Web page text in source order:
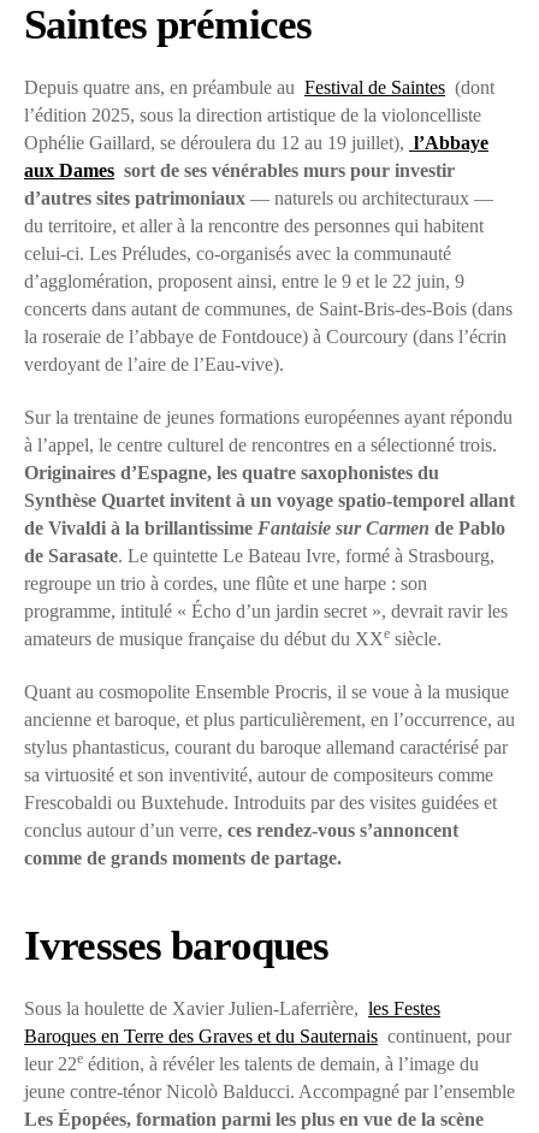
Saintes prémices
Depuis quatre ans, en préambule au Festival de Saintes (dont
l’édition 2025, sous la direction artistique de la violoncelliste
Ophélie Gaillard, se déroulera du 12 au 19 juillet), l’Abbaye
aux Dames sort de ses vénérables murs pour investir
d’autres sites patrimoniaux — naturels ou architecturaux —
du territoire, et aller à la rencontre des personnes qui habitent
celui-ci. Les Préludes, co-organisés avec la communauté
d’agglomération, proposent ainsi, entre le 9 et le 22 juin, 9
concerts dans autant de communes, de Saint-Bris-des-Bois (dans
la roseraie de l’abbaye de Fontdouce) à Courcoury (dans l’écrin
verdoyant de l’aire de l’Eau-vive).
Sur la trentaine de jeunes formations européennes ayant répondu
à l’appel, le centre culturel de rencontres en a sélectionné trois.
Originaires d’Espagne, les quatre saxophonistes du
Synthèse Quartet invitent à un voyage spatio-temporel allant
de Vivaldi à la brillantissime Fantaisie sur Carmen de Pablo
de Sarasate. Le quintette Le Bateau Ivre, formé à Strasbourg,
regroupe un trio à cordes, une flûte et une harpe : son
programme, intitulé « Écho d’un jardin secret », devrait ravir les
amateurs de musique française du début du XXe siècle.
Quant au cosmopolite Ensemble Procris, il se voue à la musique
ancienne et baroque, et plus particulièrement, en l’occurrence, au
stylus phantasticus, courant du baroque allemand caractérisé par
sa virtuosité et son inventivité, autour de compositeurs comme
Frescobaldi ou Buxtehude. Introduits par des visites guidées et
conclus autour d’un verre, ces rendez-vous s’annoncent
comme de grands moments de partage.
Ivresses baroques
Sous la houlette de Xavier Julien-Laferrière, les Festes
Baroques en Terre des Graves et du Sauternais continuent, pour
leur 22e édition, à révéler les talents de demain, à l’image du
jeune contre-ténor Nicolò Balducci. Accompagné par l’ensemble
Les Épopées, formation parmi les plus en vue de la scène